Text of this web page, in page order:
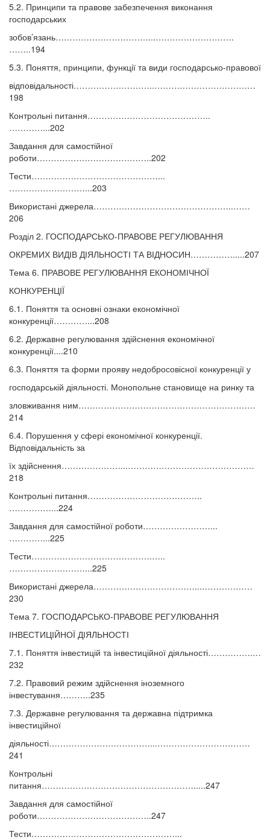
5.2. Принципи та правове забезпечення виконання
господарських
зобов’язань……………………………...……………………….
……..194
5.3. Поняття, принципи, функції та види господарсько-правової
відповідальності………………………..………………………………
198
Контрольні питання……………………………………..
…………...202
Завдання для самостійної
роботи…………………………………..202
Тести………………………………………...
………………………...203
Використані джерела…………………………………………..……
206
Розділ 2. ГОСПОДАРСЬКО-ПРАВОВЕ РЕГУЛЮВАННЯ
ОКРЕМИХ ВИДІВ ДІЯЛЬНОСТІ ТА ВІДНОСИН…………….....207
Тема 6. ПРАВОВЕ РЕГУЛЮВАННЯ ЕКОНОМІЧНОЇ
КОНКУРЕНЦІЇ
6.1. Поняття та основні ознаки економічної
конкуренції…………...208
6.2. Державне регулювання здійснення економічної
конкуренції....210
6.3. Поняття та форми прояву недобросовісної конкуренції у
господарській діяльності. Монопольне становище на ринку та
зловживання ним………………………………………………………
214
6.4. Порушення у сфері економічної конкуренції.
Відповідальність за
їх здійснення…………………...………………………………………
218
Контрольні питання…………………………………..
……………...224
Завдання для самостійної роботи……………………...
…………...225
Тести…………………………………….…..
………………………...225
Використані джерела………………………………...………………
230
Тема 7. ГОСПОДАРСЬКО-ПРАВОВЕ РЕГУЛЮВАННЯ
ІНВЕСТИЦІЙНОЇ ДІЯЛЬНОСТІ
7.1. Поняття інвестицій та інвестиційної діяльності…………….…
232
7.2. Правовий режим здійснення іноземного
інвестування………..235
7.3. Державне регулювання та державна підтримка
інвестиційної
діяльності………………………………...……………………………
241
Контрольні
питання……………………………………………….....247
Завдання для самостійної
роботи…………………………………..247
Тести……………………………………………...